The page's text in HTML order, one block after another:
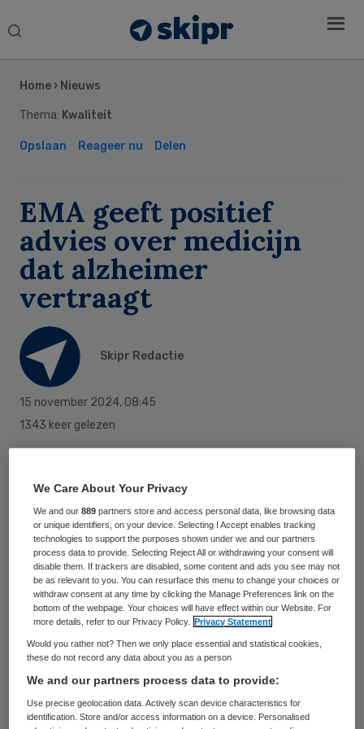
Search
Home › Nieuws
Thema: Kwaliteit
Opslaan Reageer nu Delen
EMA geeft positief
advies over medicijn
dat alzheimer
vertraagt
Skipr Redactie
15 november 2024, 08:45
1343 keer gelezen
ziekte van Alzheimer vertraagt, heeft voor
een specifieke groep patiënten een
positieve beoordeling gekregen van het
Europees Geneesmiddelenbureau (EMA).
Dat is een belangrijke stap op weg naar het
daadwerkelijk voorschrijven van het middel
genaamd Leqembi aan patiënten bij wie de
ziekte nog in een vroeg stadium is. In eerste
instantie had de medicijnwaakhond de
aanvraag afgekeurd.
Sidebar
We Care About Your Privacy
We and our889 partners store and access personal data, like browsing data
or unique identifiers, on your device. Selecting I Accept enables tracking
technologies to support the purposes shown under we and our partners
process data to provide. Selecting Reject All or withdrawing your consent will
disable them. If trackers are disabled, some content and ads you see may not
be as relevant to you. You can resurface this menu to change your choices or
withdraw consent at any time by clicking the Manage Preferences link on the
bottom of the webpage. Your choices will have effect within our Website. For
more details, refer to our Privacy Policy.
Privacy Statement
Would you rather not? Then we only place essential and statistical cookies,
these do not record any data about you as a person
We and our partners process data to provide:
Use precise geolocation data. Actively scan device characteristics for
identification. Store and/or access information on a device. Personalised